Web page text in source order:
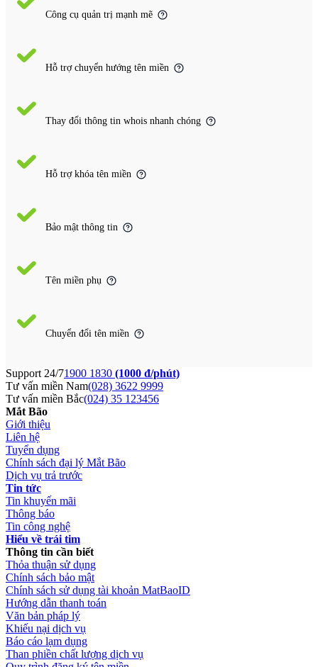
Công cụ quản trị mạnh mẽ
Hỗ trợ chuyển hướng tên miền
Thay đổi thông tin whois nhanh chóng
Hỗ trợ khóa tên miền
Bảo mật thông tin
Tên miền phụ
Chuyển đổi tên miền
Support 24/71900 1830 (1000 đ/phút)
Tư vấn miền Nam(028) 3622 9999
Tư vấn miền Bắc(024) 35 123456
Mắt Bão
Giới thiệu
Liên hệ
Tuyển dụng
Chính sách đại lý Mắt Bão
Dịch vụ trả trước
Tin tức
Tin khuyến mãi
Thông báo
Tin công nghệ
Hiểu về trái tim
Thông tin cần biết
Thỏa thuận sử dụng
Chính sách bảo mật
Chính sách sử dụng tài khoản MatBaoID
Hướng dẫn thanh toán
Văn bản pháp lý
Khiếu nại dịch vụ
Báo cáo lạm dụng
Than phiền chất lượng dịch vụ